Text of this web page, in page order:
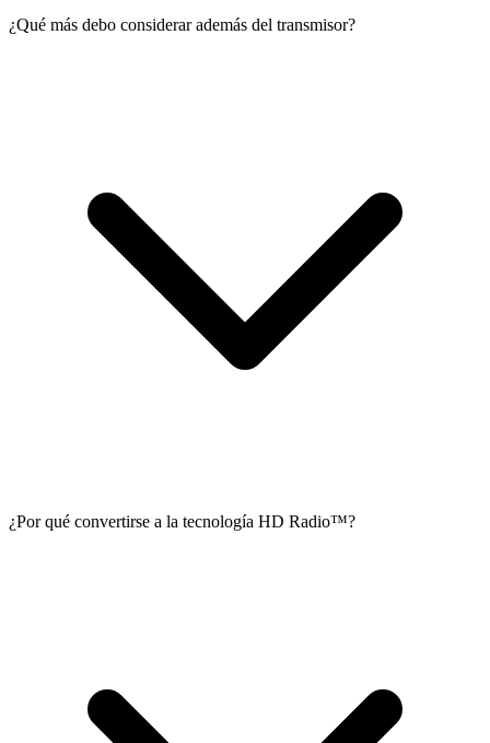
¿Qué más debo considerar además del transmisor?
¿Por qué convertirse a la tecnología HD Radio™?